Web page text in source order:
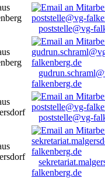
poststelle@vg-
falkenberg.de
poststelle@vg-
falkenberg.de